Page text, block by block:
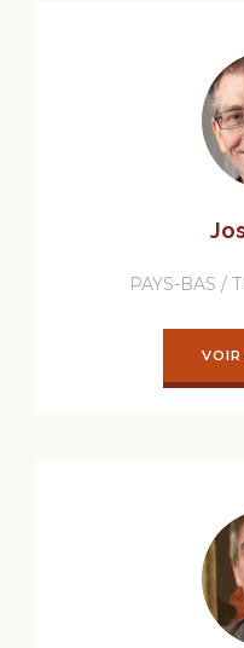
PAYS-BAS /